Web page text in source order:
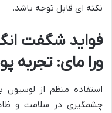
نکته ای قابل توجه باشد.
فواید شگفت
ورا مای: تجربه
استفاده منظم از لوسیون
چشمگیری در سلامت و